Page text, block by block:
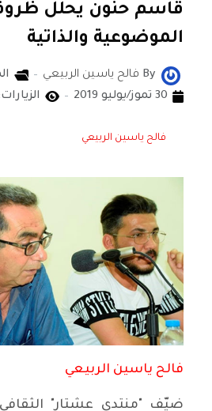
قاسم حنون يحلل
الموضوعية والذاتية
By فالح ياسين الربيعي
30 تموز/يوليو 2019
الزيارات:
فالح ياسين الربيعي
فالح ياسين الربيعي
ضيّف "منتدى عشتار" الثقافي